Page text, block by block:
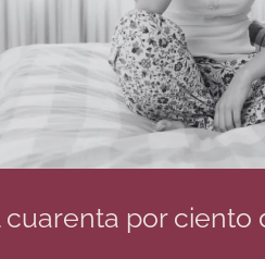
cuarenta por